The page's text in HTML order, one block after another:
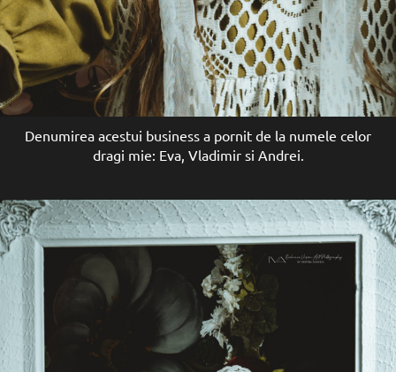
Denumirea acestui business a pornit de la numele celor
dragi mie: Eva, Vladimir si Andrei.